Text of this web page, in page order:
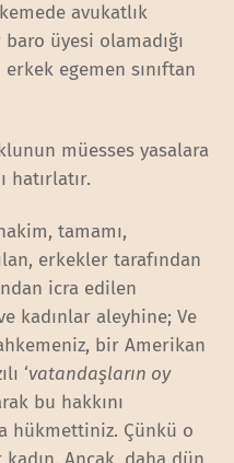
avukatlık
üyesi olamadığı
egemen sınıftan
müesses yasalara
hatırlatır.
tamamı,
erkekler tarafından
icra edilen
kadınlar aleyhine; Ve
bir Amerikan
‘vatandaşların oy
bu hakkını
hükmettiniz. Çünkü o